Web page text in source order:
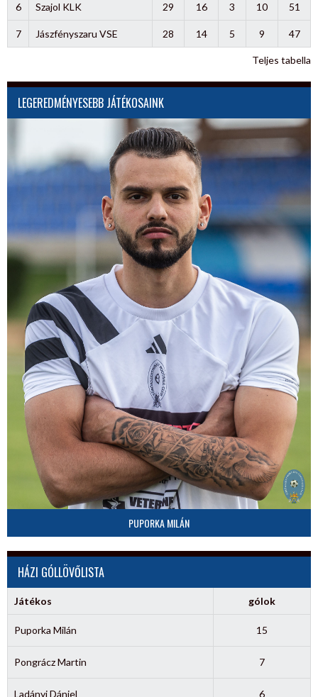
6 Szajol KLK 29 16 3 10 51
7 Jászfényszaru VSE 28 14 5 9 47
Teljes tabella
LEGEREDMÉNYESEBB JÁTÉKOSAINK
PUPORKA MILÁN
HÁZI GÓLLÖVŐLISTA
Játékos gólok
Puporka Milán 15
Pongrácz Martin 7
Ladányi Dániel 6